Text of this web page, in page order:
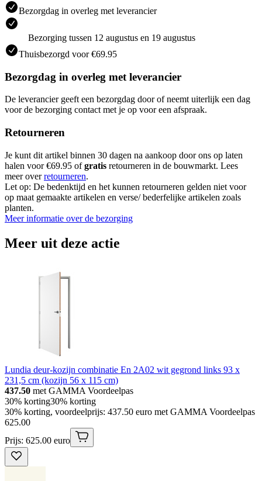
Bezorgdag in overleg met leverancier
Bezorging tussen 12 augustus en 19 augustus
Thuisbezorgd voor €69.95
Bezorgdag in overleg met leverancier
De leverancier geeft een bezorgdag door of neemt uiterlijk een dag
voor de bezorging contact met je op voor een afspraak.
Retourneren
Je kunt dit artikel binnen 30 dagen na aankoop door ons op laten
halen voor €69.95 ofgratis retourneren in de bouwmarkt. Lees
meer overretourneren.
Let op: De bedenktijd en het kunnen retourneren gelden niet voor
op maat gemaakte artikelen en verse/ bederfelijke artikelen zoals
planten.
Meer informatie over de bezorging
Meer uit deze actie
Lundia deur-kozijn combinatie En 2A02 wit gegrond links 93 x
231,5 cm (kozijn 56 x 115 cm)
437.50 met GAMMA Voordeelpas
30% korting30% korting
30% korting, voordeelprijs: 437.50 euro met GAMMA Voordeelpas
625.00
Prijs: 625.00 euro